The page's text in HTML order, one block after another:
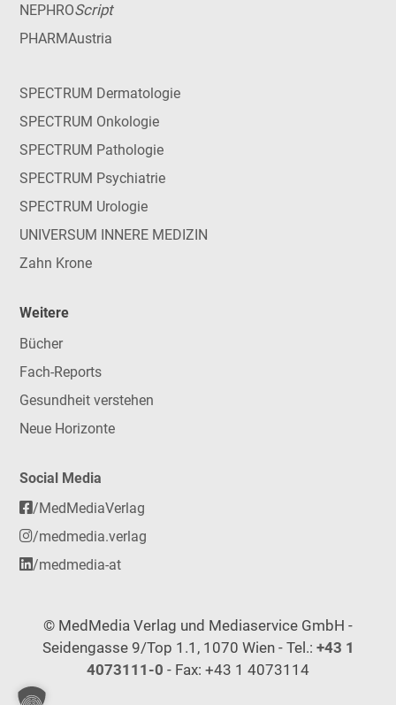
NEPHROScript
PHARMAustria
SPECTRUM Dermatologie
SPECTRUM Onkologie
SPECTRUM Pathologie
SPECTRUM Psychiatrie
SPECTRUM Urologie
UNIVERSUM INNERE MEDIZIN
Zahn Krone
Weitere
Bücher
Fach-Reports
Gesundheit verstehen
Neue Horizonte
Social Media
/MedMediaVerlag
/medmedia.verlag
/medmedia-at
© MedMedia Verlag und Mediaservice GmbH -
Seidengasse 9/Top 1.1, 1070 Wien - Tel.: +43 1
4073111-0 - Fax: +43 1 4073114